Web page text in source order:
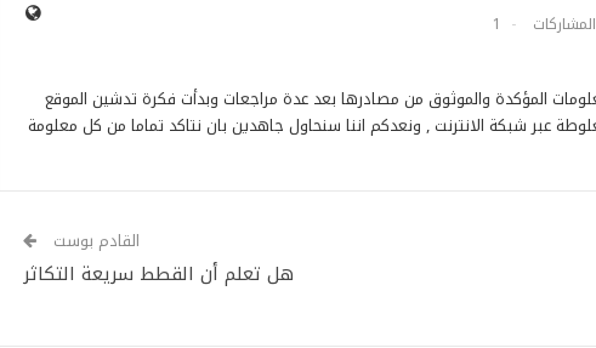
1
المؤكدة والموثوق من مصادرها بعد عدة مراجعات وبدأت فكرة تدشين الموقع
عبر شبكة الانترنت , ونعدكم اننا سنحاول جاهدين بان نتاكد تماما من كل معلومة
القادم بوست
هل تعلم أن القطط سريعة التكاثر